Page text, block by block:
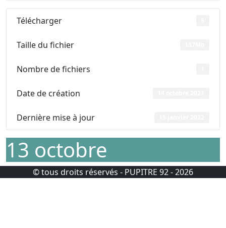
Télécharger
Taille du fichier
Nombre de fichiers
Date de création
Dernière mise à jour
13 octobre
© tous droits réservés - PUPITRE 92 - 2026